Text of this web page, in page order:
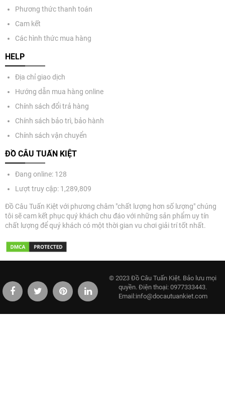
Phương thức thanh toán
Cam kết
Các hình thức mua hàng
HELP
Địa chỉ giao dịch
Hướng dẫn mua hàng online
Chính sách đổi trả hàng
Chính sách bảo trì, bảo hành
Chính sách vận chuyển
ĐỒ CÂU TUẤN KIỆT
Đang online: 128
Lượt truy cập: 1,289,809
Đồ Câu Tuấn Kiệt với phương châm "chất lượng hơn số lượng" chúng
tôi sẽ cam kết phục quý khách chu đáo với những sản phẩm uy tín
chất lượng để quý khách có một thời gian vu chơi giải trí tốt nhất.
© 2023 Đồ Câu Tuấn Kiệt. Bảo lưu mọi
quyền. Điện thoại: 0977333443.
Email:info@docautuankiet.com